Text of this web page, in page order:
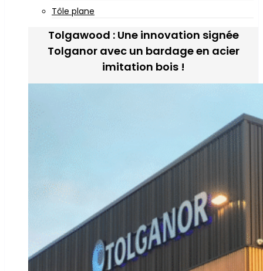
Tôle plane
Tolgawood : Une innovation signée
Tolganor avec un bardage en acier
imitation bois !